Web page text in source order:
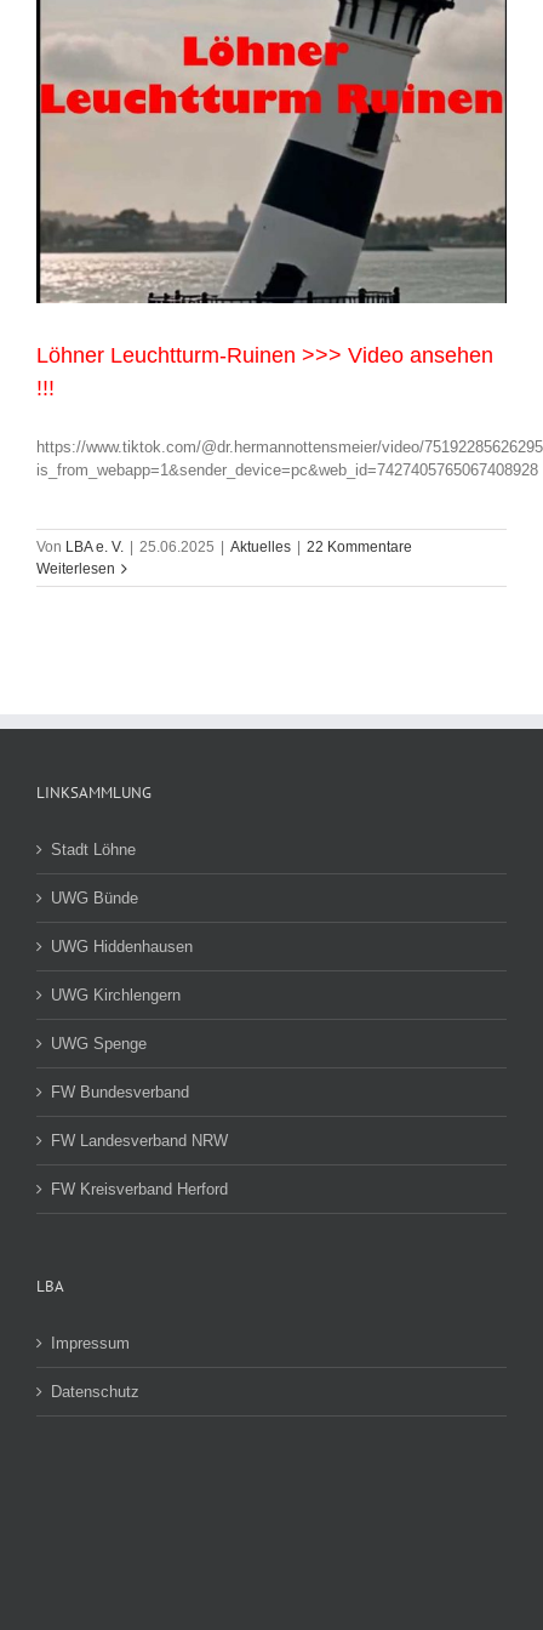
Löhner Leuchtturm-Ruinen >>> Video ansehen
!!!
https://www.tiktok.com/@dr.hermannottensmeier/video/
is_from_webapp=1&sender_device=pc&web_id=7427405765067408928
Von LBA e. V. 25.06.2025 Aktuelles
22 Kommentare
Weiterlesen
LINKSAMMLUNG
Stadt Löhne
UWG Bünde
UWG Hiddenhausen
UWG Kirchlengern
UWG Spenge
FW Bundesverband
FW Landesverband NRW
FW Kreisverband Herford
LBA
Impressum
Datenschutz